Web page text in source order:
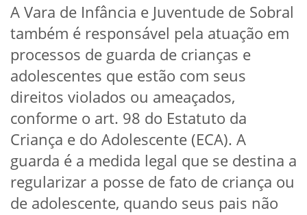
A Vara de Infância e Juventude de Sobral
também é responsável pela atuação em
processos de guarda de crianças e
adolescentes que estão com seus
direitos violados ou ameaçados,
conforme o art. 98 do Estatuto da
Criança e do Adolescente (ECA). A
guarda é a medida legal que se destina a
regularizar a posse de fato de criança ou
de adolescente, quando seus pais não